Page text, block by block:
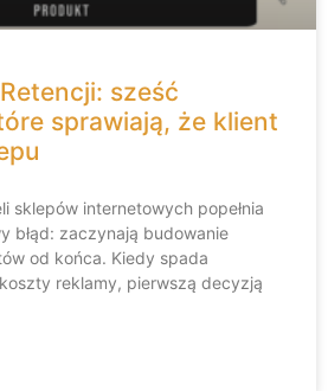
sześć
sprawiają, że klient
sklepów internetowych popełnia
błąd: zaczynają budowanie
od końca. Kiedy spada
reklamy, pierwszą decyzją